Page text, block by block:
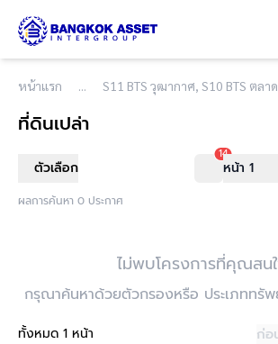
หน้าแรก
ที่ดินเปล่า
ตัวเลือก
14
หน้า 1
ผลการค้นหา 0 ประกาศ
ไม่พบโครงการที่คุณสน
กรุณาค้นหาด้วยตัวกรองหรือ ประเภททรั
ทั้งหมด 1 หน้า ก่อ